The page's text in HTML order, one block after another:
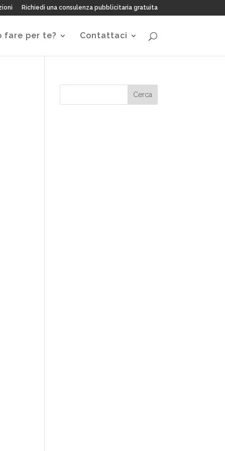
Richiedi una consulenza pubblicitaria gratuita
fare per te? Contattaci